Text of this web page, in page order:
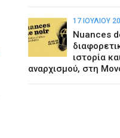
17 ΙΟΥΛΊΟΥ
Nuances
ιστορία
αναρχισμού, στη